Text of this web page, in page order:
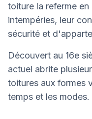
toiture la referme
intempéries, leur
sécurité et
Découvert au 16e
actuel abrite
toitures aux formes
temps et les modes.